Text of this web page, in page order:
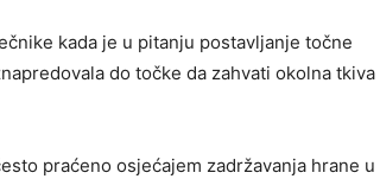
kada je u pitanju postavljanje točne
do točke da zahvati okolna tkiva
praćeno osjećajem zadržavanja hrane u